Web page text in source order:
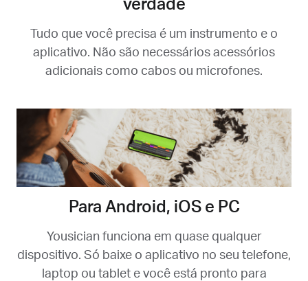
verdade
Tudo que você precisa é um instrumento e o
aplicativo. Não são necessários acessórios
adicionais como cabos ou microfones.
Para Android, iOS e PC
Yousician funciona em quase qualquer
dispositivo. Só baixe o aplicativo no seu telefone,
laptop ou tablet e você está pronto para